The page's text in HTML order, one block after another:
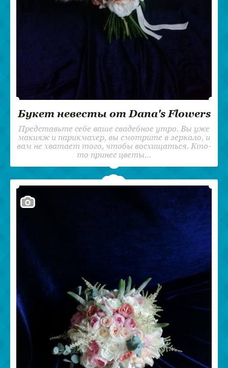
Букет невесты от Dana's Flowers
Представьте себе ваше свадебное утро. Вы уже
макияж и парикмахер, вы смотрите в зеркало, и
вам не хватает того, чтобы восхищаться. Кто-
то принес цветы…